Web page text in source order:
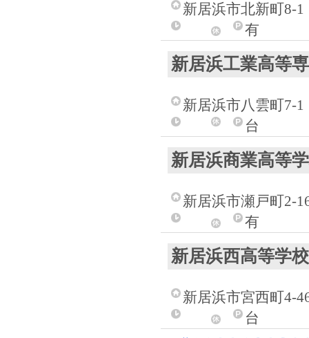
新居浜市北新町8-1
有
新居浜工業高等
新居浜市八雲町7-1
台
新居浜商業高等
新居浜市瀬戸町2-
有
新居浜西高等学校
新居浜市宮西町4-
台